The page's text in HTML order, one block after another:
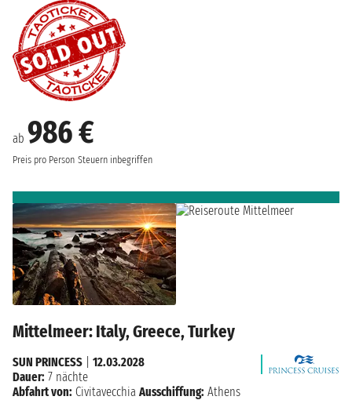
ab 986 €
Preis pro Person Steuern inbegriffen
Mittelmeer: Italy, Greece, Turkey
SUN PRINCESS
12.03.2028
Dauer: 7 nächte
Abfahrt von: Civitavecchia Ausschiffung: Athens